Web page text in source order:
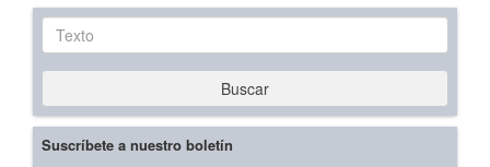
Texto
Buscar
Suscríbete a nuestro boletín